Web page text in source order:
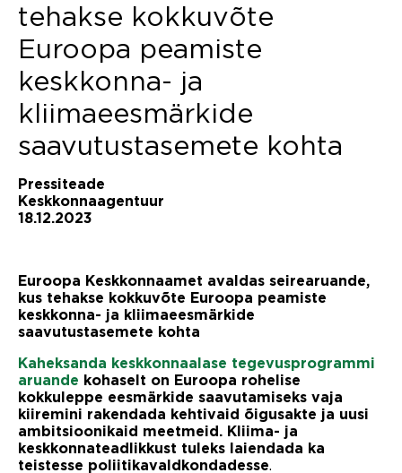
tehakse kokkuvõte
Euroopa peamiste
keskkonna- ja
kliimaeesmärkide
saavutustasemete kohta
Pressiteade
Keskkonnaagentuur
18.12.2023
Euroopa Keskkonnaamet avaldas seirearuande,
kus tehakse kokkuvõte Euroopa peamiste
keskkonna- ja kliimaeesmärkide
saavutustasemete kohta
Kaheksanda keskkonnaalase tegevusprogrammi
aruande kohaselt on Euroopa rohelise
kokkuleppe eesmärkide saavutamiseks vaja
kiiremini rakendada kehtivaid õigusakte ja uusi
ambitsioonikaid meetmeid. Kliima- ja
keskkonnateadlikkust tuleks laiendada ka
teistesse poliitikavaldkondadesse.